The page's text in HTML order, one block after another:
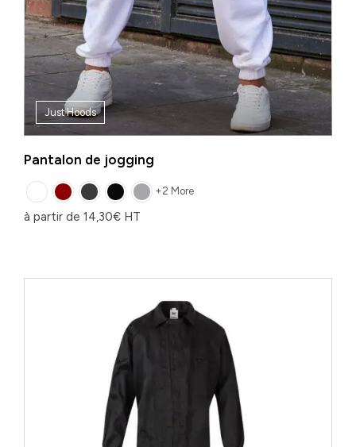
Just Hoods
Pantalon de jogging
+2 More
à partir de 14,30€ HT